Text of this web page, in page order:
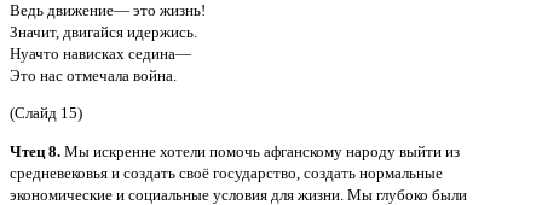
Ведь движение— это жизнь!
Значит, двигайся идержись.
Нуачто нависках седина—
Это нас отмечала война.
(Слайд 15)
Чтец 8. Мы искренне хотели помочь афганскому народу выйти из
средневековья и создать своё государство, создать нормальные
экономические и социальные условия для жизни. Мы глубоко были